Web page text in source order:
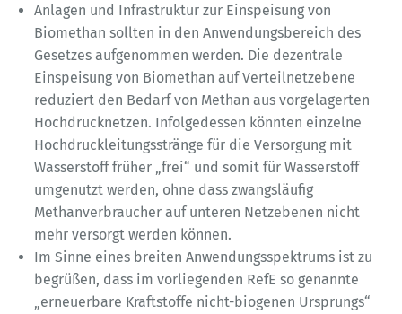
Anlagen und Infrastruktur zur Einspeisung von
Biomethan sollten in den Anwendungsbereich des
Gesetzes aufgenommen werden. Die dezentrale
Einspeisung von Biomethan auf Verteilnetzebene
reduziert den Bedarf von Methan aus vorgelagerten
Hochdrucknetzen. Infolgedessen könnten einzelne
Hochdruckleitungsstränge für die Versorgung mit
Wasserstoff früher „frei“ und somit für Wasserstoff
umgenutzt werden, ohne dass zwangsläufig
Methanverbraucher auf unteren Netzebenen nicht
mehr versorgt werden können.
Im Sinne eines breiten Anwendungsspektrums ist zu
begrüßen, dass im vorliegenden RefE so genannte
„erneuerbare Kraftstoffe nicht-biogenen Ursprungs“